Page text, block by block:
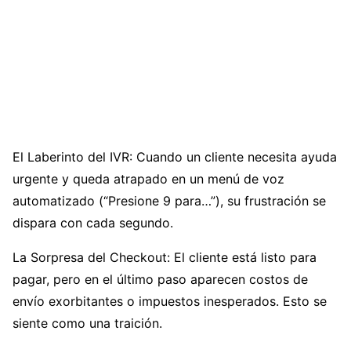
El Laberinto del IVR: Cuando un cliente necesita ayuda
urgente y queda atrapado en un menú de voz
automatizado (“Presione 9 para…”), su frustración se
dispara con cada segundo.
La Sorpresa del Checkout: El cliente está listo para
pagar, pero en el último paso aparecen costos de
envío exorbitantes o impuestos inesperados. Esto se
siente como una traición.